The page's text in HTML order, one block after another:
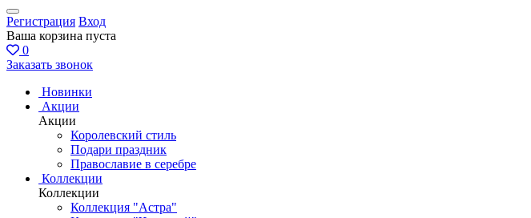
Регистрация Вход
Ваша корзина пуста
0
Заказать звонок
Новинки
Акции
Акции
Королевский стиль
Подари праздник
Православие в серебре
Коллекции
Коллекции
Коллекция "Астра"